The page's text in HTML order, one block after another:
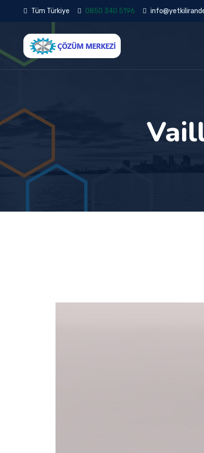
Tüm Türkiye 0850 340 5196